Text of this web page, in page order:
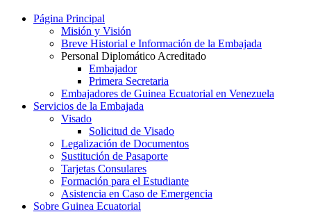
Página Principal
Misión y Visión
Breve Historial e Información de la Embajada
Personal Diplomático Acreditado
Embajador
Primera Secretaria
Embajadores de Guinea Ecuatorial en Venezuela
Servicios de la Embajada
Visado
Solicitud de Visado
Legalización de Documentos
Sustitución de Pasaporte
Tarjetas Consulares
Formación para el Estudiante
Asistencia en Caso de Emergencia
Sobre Guinea Ecuatorial